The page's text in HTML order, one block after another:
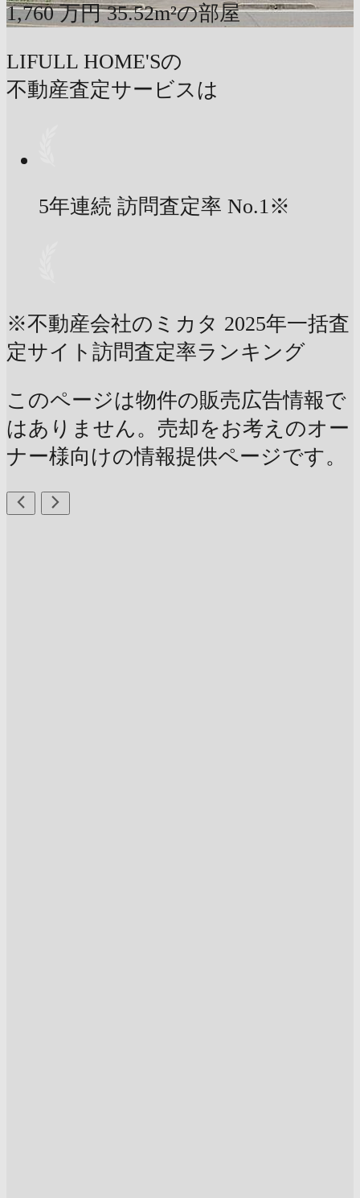
1,760 万円 35.52m²の部屋
LIFULL HOME'Sの
不動産査定サービスは
5年連続 訪問査定率 No.1※
※不動産会社のミカタ 2025年一括査
定サイト訪問査定率ランキング
このページは物件の販売広告情報で
はありません。売却をお考えのオー
ナー様向けの情報提供ページです。